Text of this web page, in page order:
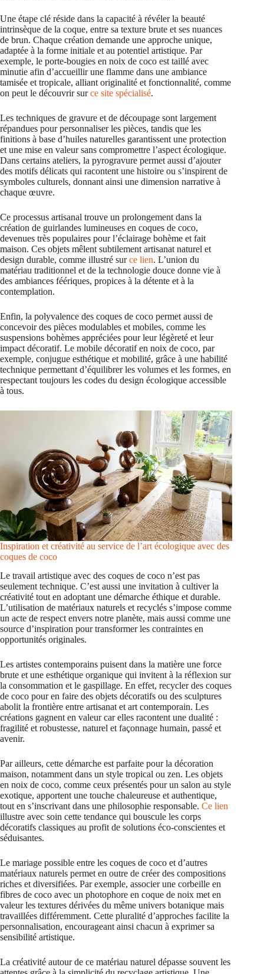
Une étape clé réside dans la capacité à révéler la beauté
intrinsèque de la coque, entre sa texture brute et ses nuances
de brun. Chaque création demande une approche unique,
adaptée à la forme initiale et au potentiel artistique. Par
exemple, le porte-bougies en noix de coco est taillé avec
minutie afin d’accueillir une flamme dans une ambiance
tamisée et tropicale, alliant originalité et fonctionnalité, comme
on peut le découvrir surce site spécialisé.
Les techniques de gravure et de découpage sont largement
répandues pour personnaliser les pièces, tandis que les
finitions à base d’huiles naturelles garantissent une protection
et une mise en valeur sans compromettre l’aspect écologique.
Dans certains ateliers, la pyrogravure permet aussi d’ajouter
des motifs délicats qui racontent une histoire ou s’inspirent de
symboles culturels, donnant ainsi une dimension narrative à
chaque œuvre.
Ce processus artisanal trouve un prolongement dans la
création de guirlandes lumineuses en coques de coco,
devenues très populaires pour l’éclairage bohème et fait
maison. Ces objets mêlent subtilement artisanat naturel et
design durable, comme illustré surce lien. L’union du
matériau traditionnel et de la technologie douce donne vie à
des ambiances féériques, propices à la détente et à la
contemplation.
Enfin, la polyvalence des coques de coco permet aussi de
concevoir des pièces modulables et mobiles, comme les
suspensions bohèmes appréciées pour leur légèreté et leur
impact décoratif. Le mobile décoratif en noix de coco, par
exemple, conjugue esthétique et mobilité, grâce à une habilité
technique permettant d’équilibrer les volumes et les formes, en
respectant toujours les codes du design écologique accessible
à tous.
Inspiration et créativité au service de l’art écologique avec des
coques de coco
Le travail artistique avec des coques de coco n’est pas
seulement technique. C’est aussi une invitation à cultiver la
créativité tout en adoptant une démarche éthique et durable.
L’utilisation de matériaux naturels et recyclés s’impose comme
un acte de respect envers notre planète, mais aussi comme une
source d’inspiration pour transformer les contraintes en
opportunités originales.
Les artistes contemporains puisent dans la matière une force
brute et une esthétique organique qui invitent à la réflexion sur
la consommation et le gaspillage. En effet, recycler des coques
de coco pour en faire des objets décoratifs ou des sculptures
abolit la frontière entre artisanat et art contemporain. Les
créations gagnent en valeur car elles racontent une dualité :
fragilité et robustesse, naturel et façonnage humain, passé et
avenir.
Par ailleurs, cette démarche est parfaite pour la décoration
maison, notamment dans un style tropical ou zen. Les objets
en noix de coco, comme ceux présentés pour un salon au style
exotique, apportent une touche chaleureuse et authentique,
tout en s’inscrivant dans une philosophie responsable. Ce lien
illustre avec soin cette tendance qui bouscule les corps
décoratifs classiques au profit de solutions éco-conscientes et
séduisantes.
Le mariage possible entre les coques de coco et d’autres
matériaux naturels permet en outre de créer des compositions
riches et diversifiées. Par exemple, associer une corbeille en
fibres de coco avec un photophore en coque de noix met en
valeur les textures dérivées du même univers botanique mais
travaillées différemment. Cette pluralité d’approches facilite la
personnalisation, encourageant ainsi chacun à exprimer sa
sensibilité artistique.
La créativité autour de ce matériau naturel dépasse souvent les